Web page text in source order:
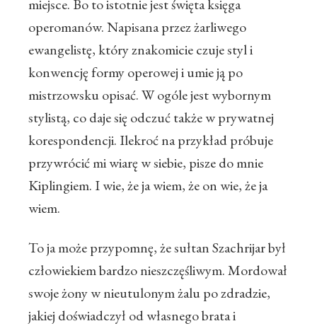
miejsce. Bo to istotnie jest święta księga
operomanów. Napisana przez żarliwego
ewangelistę, który znakomicie czuje styl i
konwencję formy operowej i umie ją po
mistrzowsku opisać. W ogóle jest wybornym
stylistą, co daje się odczuć także w prywatnej
korespondencji. Ilekroć na przykład próbuje
przywrócić mi wiarę w siebie, pisze do mnie
Kiplingiem. I wie, że ja wiem, że on wie, że ja
wiem.
To ja może przypomnę, że sułtan Szachrijar był
człowiekiem bardzo nieszczęśliwym. Mordował
swoje żony w nieutulonym żalu po zdradzie,
jakiej doświadczył od własnego brata i